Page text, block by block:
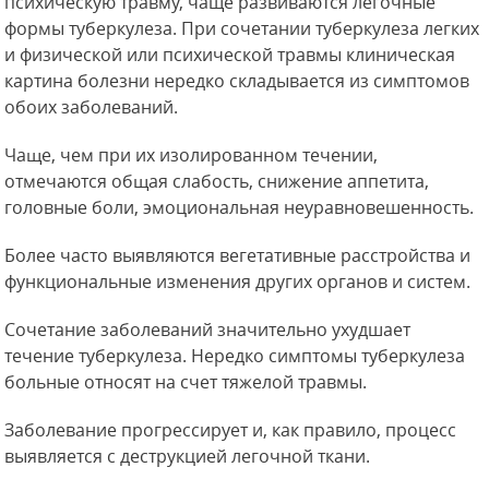
формы туберкулеза. При сочетании туберкулеза легких
и физической или психической травмы клиническая
картина болезни нередко складывается из симптомов
обоих заболеваний.
Чаще, чем при их изолированном течении,
отмечаются общая слабость, снижение аппетита,
головные боли, эмоциональная неуравновешенность.
Более часто выявляются вегетативные расстройства и
функциональные изменения других органов и систем.
Сочетание заболеваний значительно ухудшает
течение туберкулеза. Нередко симптомы туберкулеза
больные относят на счет тяжелой травмы.
Заболевание прогрессирует и, как правило, процесс
выявляется с деструкцией легочной ткани.